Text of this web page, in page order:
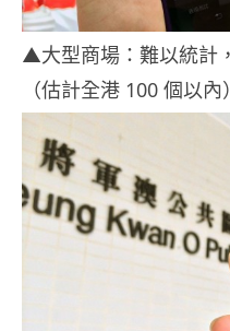
▲大型商場：難以統計
（估計全港 100 個以內